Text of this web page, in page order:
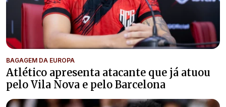
BAGAGEM DA EUROPA
Atlético apresenta atacante que já atuou
pelo Vila Nova e pelo Barcelona